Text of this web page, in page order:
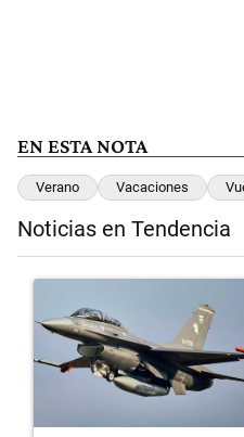
EN ESTA NOTA
Verano Vacaciones
Noticias en Tendencia
Un artículo de tendencia con